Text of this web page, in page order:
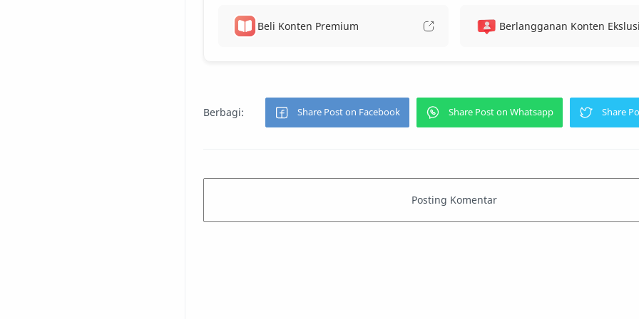
Beli Konten Premium Berlangganan Konten